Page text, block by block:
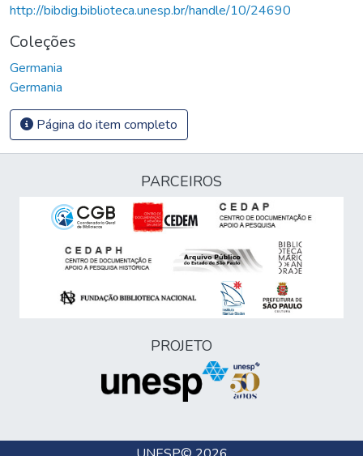
http://bibdig.biblioteca.unesp.br/handle/10/24690
Coleções
Germania
Germania
Página do item completo
PARCEIROS
PROJETO